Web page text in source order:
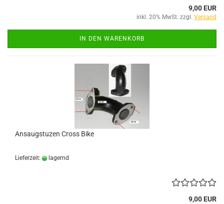
9,00 EUR
inkl. 20% MwSt. zzgl. Versand
IN DEN WARENKORB
Ansaugstuzen Cross Bike
Lieferzeit: lagernd
9,00 EUR